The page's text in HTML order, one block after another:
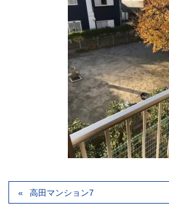
高田マンション7